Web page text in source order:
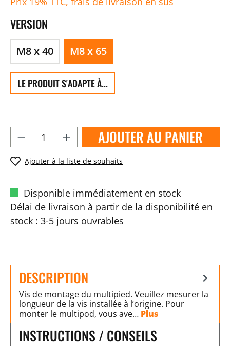
VERSION
M8 x 40 M8 x 65
LE PRODUIT S'ADAPTE À...
AJOUTER AU PANIER
Ajouter à la liste de souhaits
Disponible immédiatement en stock
Délai de livraison à partir de la disponibilité en
stock : 3-5 jours ouvrables
DESCRIPTION
Vis de montage du multipied. Veuillez mesurer la
longueur de la vis installée à l’origine. Pour
monter le multipod, vous ave… Plus
INSTRUCTIONS / CONSEILS